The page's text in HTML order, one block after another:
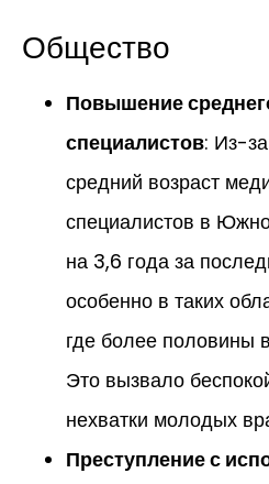
Общество
Повышение
специалистов: Из-
средний возраст
специалистов в
на 3,6 года за
особенно в таких
где более половины
Это вызвало
нехватки молодых
Преступление с